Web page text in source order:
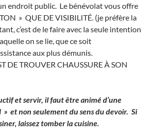
endroit public. Le bénévolat vous offre
» QUE DE VISIBILITÉ. (je préfère la
c’est de le faire avec la seule intention
on se lie, que ce soit
aux plus démunis.
DE TROUVER CHAUSSURE À SON
et servir, il faut être animé d’une
» et non seulement du sens du devoir. Si
laissez tomber la cuisine.